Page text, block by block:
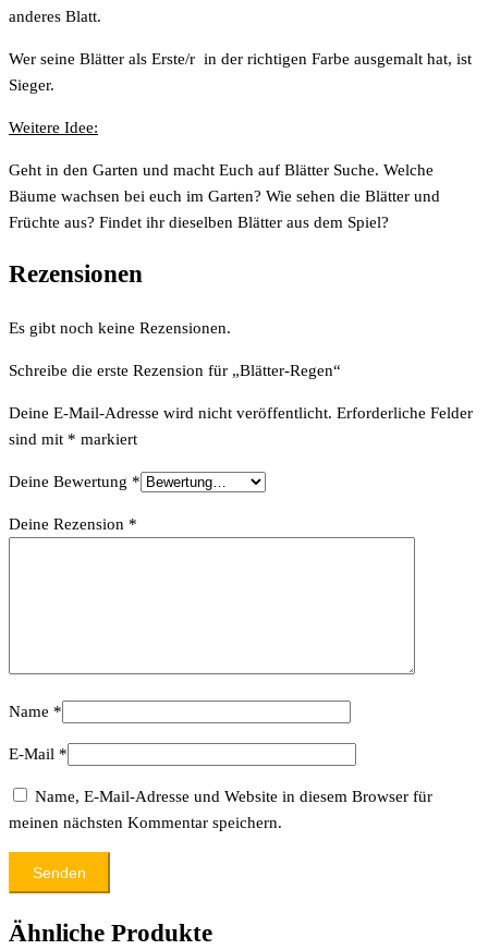
anderes Blatt.
Wer seine Blätter als Erste/r in der richtigen Farbe ausgemalt hat, ist
Sieger.
Weitere Idee:
Geht in den Garten und macht Euch auf Blätter Suche. Welche
Bäume wachsen bei euch im Garten? Wie sehen die Blätter und
Früchte aus? Findet ihr dieselben Blätter aus dem Spiel?
Rezensionen
Es gibt noch keine Rezensionen.
Schreibe die erste Rezension für „Blätter-Regen“
Deine E-Mail-Adresse wird nicht veröffentlicht. Erforderliche Felder
sind mit * markiert
Deine Bewertung *
Deine Rezension *
Name *
E-Mail *
Name, E-Mail-Adresse und Website in diesem Browser für
meinen nächsten Kommentar speichern.
Ähnliche Produkte